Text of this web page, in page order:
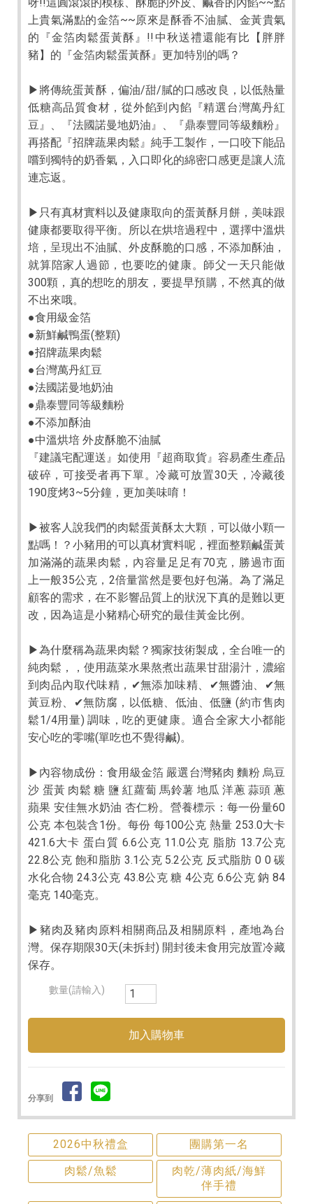
2026中秋禮盒
團購第一名
肉鬆/魚鬆
肉乾/薄肉紙/海鮮
伴手禮
上貴氣滿點的金箔~~原來是酥香不油膩、金黃貴氣
的『金箔肉鬆蛋黃酥』!!中秋送禮還能有比【胖胖
豬】的『金箔肉鬆蛋黃酥』更加特別的嗎？
▶將傳統蛋黃酥，偏油/甜/膩的口感改良，以低熱量
低糖高品質食材，從外餡到內餡『精選台灣萬丹紅
豆』、『法國諾曼地奶油』、『鼎泰豐同等級麵粉』
再搭配『招牌蔬果肉鬆』純手工製作，一口咬下能品
嚐到獨特的奶香氣，入口即化的綿密口感更是讓人流
連忘返。
▶只有真材實料以及健康取向的蛋黃酥月餅，美味跟
健康都要取得平衡。所以在烘培過程中，選擇中溫烘
培，呈現出不油膩、外皮酥脆的口感，不添加酥油，
就算陪家人過節，也要吃的健康。師父一天只能做
300顆，真的想吃的朋友，要提早預購，不然真的做
不出來哦。
●食用級金箔
●新鮮鹹鴨蛋(整顆)
●招牌蔬果肉鬆
●台灣萬丹紅豆
●法國諾曼地奶油
●鼎泰豐同等級麵粉
●不添加酥油
●中溫烘培 外皮酥脆不油膩
『建議宅配運送』如使用『超商取貨』容易產生產品
破碎，可接受者再下單。冷藏可放置30天，冷藏後
190度烤3~5分鐘，更加美味唷！
▶被客人說我們的肉鬆蛋黃酥太大顆，可以做小顆一
點嗎！？小豬用的可以真材實料呢，裡面整顆鹹蛋黃
加滿滿的蔬果肉鬆，內容量足足有70克，勝過市面
上一般35公克，2倍量當然是要包好包滿。為了滿足
顧客的需求，在不影響品質上的狀況下真的是難以更
改，因為這是小豬精心研究的最佳黃金比例。
▶為什麼稱為蔬果肉鬆？獨家技術製成，全台唯一的
純肉鬆，，使用蔬菜水果熬煮出蔬果甘甜湯汁，濃縮
到肉品內取代味精，✔無添加味精、✔無醬油、✔無
黃豆粉、✔無防腐，以低糖、低油、低鹽 (約市售肉
鬆1/4用量) 調味，吃的更健康。適合全家大小都能
安心吃的零嘴(單吃也不覺得鹹)。
▶內容物成份：食用級金箔 嚴選台灣豬肉 麵粉 烏豆
沙 蛋黃 肉鬆 糖 鹽 紅蘿蔔 馬鈴薯 地瓜 洋蔥 蒜頭 蔥
蘋果 安佳無水奶油 杏仁粉。營養標示：每一份量60
公克 本包裝含1份。每份 每100公克 熱量 253.0大卡
421.6大卡 蛋白質 6.6公克 11.0公克 脂肪 13.7公克
22.8公克 飽和脂肪 3.1公克 5.2公克 反式脂肪 0 0 碳
水化合物 24.3公克 43.8公克 糖 4公克 6.6公克 鈉 84
毫克 140毫克。
▶豬肉及豬肉原料相關商品及相關原料，產地為台
灣。保存期限30天(未拆封) 開封後未食用完放置冷藏
保存。
數量(請輸入)
分享到